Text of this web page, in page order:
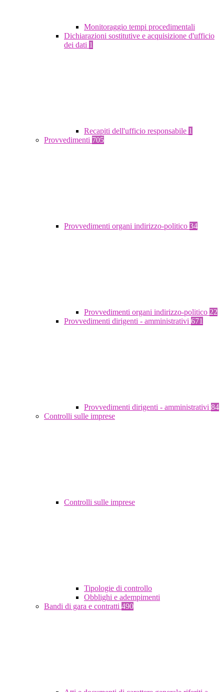
Monitoraggio tempi procedimentali
Dichiarazioni sostitutive e acquisizione d'ufficio
dei dati 1
Recapiti dell'ufficio responsabile 1
Provvedimenti 705
Provvedimenti organi indirizzo-politico 34
Provvedimenti organi indirizzo-politico 22
Provvedimenti dirigenti - amministrativi 671
Provvedimenti dirigenti - amministrativi 84
Controlli sulle imprese
Controlli sulle imprese
Tipologie di controllo
Obblighi e adempimenti
Bandi di gara e contratti 490